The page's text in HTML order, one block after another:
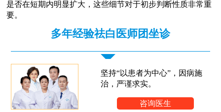
是否在短期内明显扩大，这些细节对于初步判断性质非常重
要。
多年经验祛白医师团坐诊
坚持“以患者为中心”，因病施
治，严谨求实。
咨询医生